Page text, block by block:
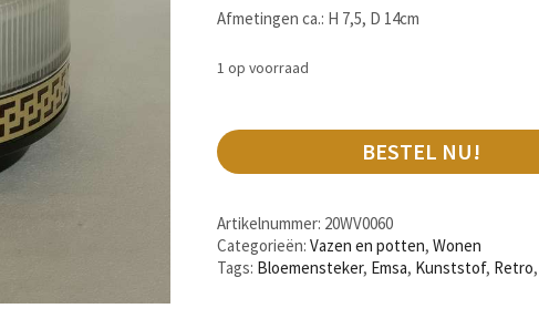
Afmetingen ca.: H 7,5, D 14cm
1 op voorraad
BESTEL NU!
Artikelnummer: 20WV0060
Categorieën:Vazen en potten,Wonen
Tags: Bloemensteker, Emsa, Kunststof, Retro